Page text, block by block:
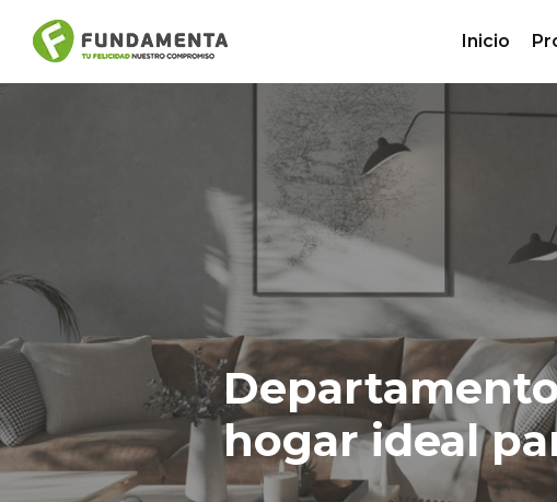
Inicio
hogar ideal